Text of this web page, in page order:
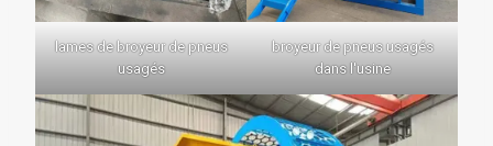
lames de broyeur de pneus
usagés
broyeur de pneus usagés
dans l'usine